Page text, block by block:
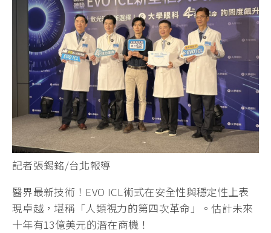
記者張錫銘/台北報導
醫界最新技術！EVO ICL術式在安全性與穩定性上表
現卓越，堪稱「人類視力的第四次革命」。估計未來
十年有13億美元的潛在商機！